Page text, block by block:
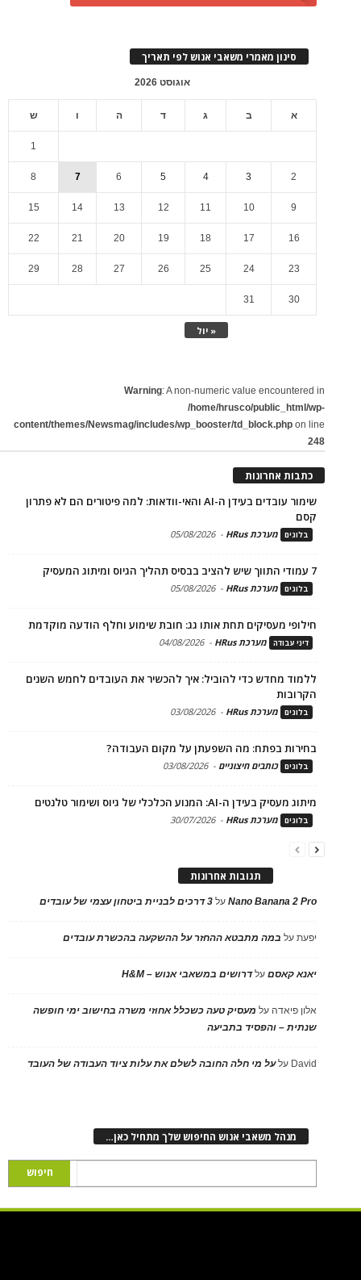
סינון מאמרי משאבי אנוש לפי תאריך
אוגוסט 2026
א ב ג ד ה ו ש
« יול
1
2
3
4
5
6
7
8
9
10
11
12
13
14
15
16
17
18
19
20
21
22
23
24
25
26
27
28
29
30
31
Warning: A non-numeric value encountered in
/home/hrusco/public_html/wp-
content/themes/Newsmag/includes/wp_booster/td_block.php on line
248
כתבות אחרונות
שימור עובדים בעידן ה-AI והאי-וודאות: למה פיטורים הם לא פתרון
קסם
בלוגים מערכת HRus -
05/08/2026
7 עמודי התווך שיש להציב בבסיס תהליך הגיוס ומיתוג המעסיק
בלוגים מערכת HRus -
05/08/2026
חילופי מעסיקים תחת אותו גג: חובת שימוע וחלף הודעה מוקדמת
דיני עבודה מערכת HRus -
04/08/2026
ללמוד מחדש כדי להוביל: איך להכשיר את העובדים לחמש השנים
הקרובות
בלוגים מערכת HRus -
03/08/2026
בחירות בפתח: מה השפעתן על מקום העבודה?
בלוגים כותבים חיצוניים -
03/08/2026
מיתוג מעסיק בעידן ה-AI: המנוע הכלכלי של גיוס ושימור טלנטים
בלוגים מערכת HRus -
30/07/2026
תגובות אחרונות
Nano Banana 2 Proעל 3 דרכים לבניית ביטחון עצמי של עובדים
יפעתעל במה מתבטא ההחזר על ההשקעה בהכשרת עובדים
יאנא קאסםעלדרושים במשאבי אנוש – H&M
אלון פיאדה על מעסיק טעה כשכלל אחוזי משרה בחישוב ימי חופשה
שנתית – והפסיד בתביעה
David עלעל מי חלה החובה לשלם את עלות ציוד העבודה של העובד
מנהל משאבי אנוש החיפוש שלך מתחיל כאן…